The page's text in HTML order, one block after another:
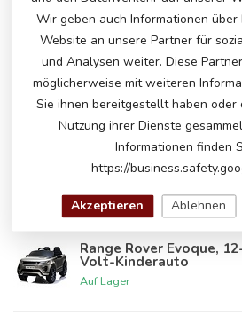
Range Rover Evoque,
Kinderauto
Range Rover Evoque,
Kinderauto
Range Rover Evoque,
Volt-Kinderauto
Auf Lager
Wir geben auch Informationen
Website an unsere Partner für
und Analysen weiter. Diese
möglicherweise mit weiteren
Sie ihnen bereitgestellt haben oder
Nutzung ihrer Dienste
Informationen finden
https://
Akzeptieren Ablehnen